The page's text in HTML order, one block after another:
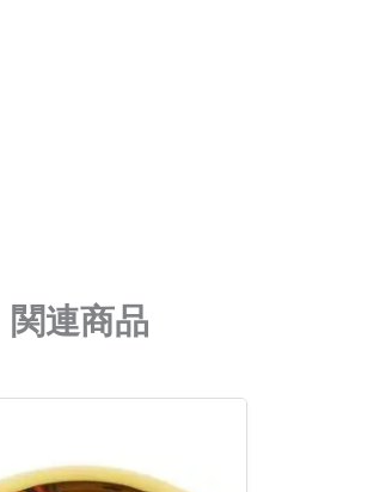
関連商品